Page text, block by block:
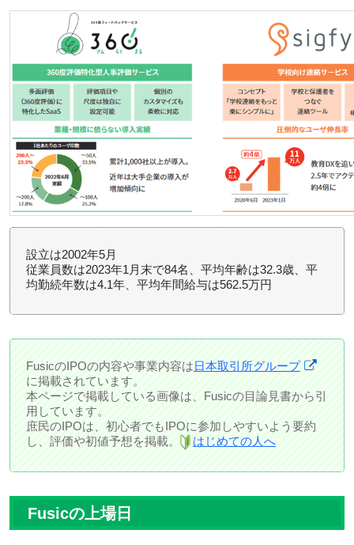
設立は2002年5月
従業員数は2023年1月末で84名、平均年齢は32.3歳、平
均勤続年数は4.1年、平均年間給与は562.5万円
FusicのIPOの内容や事業内容は日本取引所グループ
に掲載されています。
本ページで掲載している画像は、Fusicの目論見書から引
用しています。
庶民のIPOは、初心者でもIPOに参加しやすいよう要約
し、評価や初値予想を掲載。
はじめての人へ
Fusicの上場日